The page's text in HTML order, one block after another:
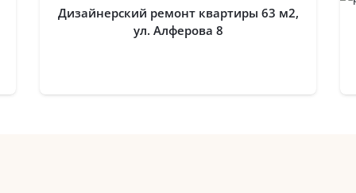
Дизайнерский ремонт квартиры 63 м2,
ул. Алферова 8